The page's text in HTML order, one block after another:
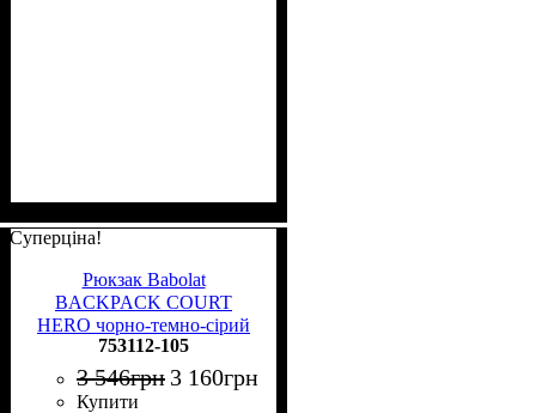
Суперціна!
Рюкзак Babolat
BACKPACK COURT
HERO чорно-темно-сірий
753112-105
753112-105
3 546грн 3 160грн
Купити